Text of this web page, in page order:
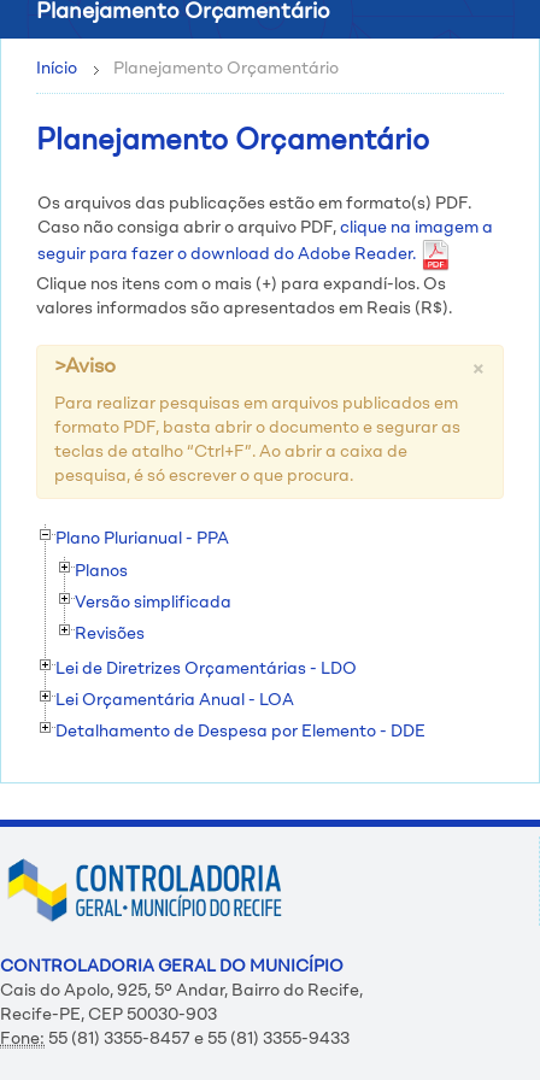
Planejamento Orçamentário
Início Planejamento Orçamentário
Planejamento Orçamentário
Os arquivos das publicações estão em formato(s) PDF.
Caso não consiga abrir o arquivo PDF, clique na imagem a
seguir para fazer o download do Adobe Reader.
Clique nos itens com o mais (+) para expandí-los. Os
valores informados são apresentados em Reais (R$).
×
>Aviso
Para realizar pesquisas em arquivos publicados em
formato PDF, basta abrir o documento e segurar as
teclas de atalho “Ctrl+F”. Ao abrir a caixa de
pesquisa, é só escrever o que procura.
Plano Plurianual - PPA
Planos
Versão simplificada
Revisões
Lei de Diretrizes Orçamentárias - LDO
Lei Orçamentária Anual - LOA
Detalhamento de Despesa por Elemento - DDE
CONTROLADORIA GERAL DO MUNICÍPIO
Cais do Apolo, 925, 5º Andar, Bairro do Recife,
Recife-PE, CEP 50030-903
Fone: 55 (81) 3355-8457 e 55 (81) 3355-9433